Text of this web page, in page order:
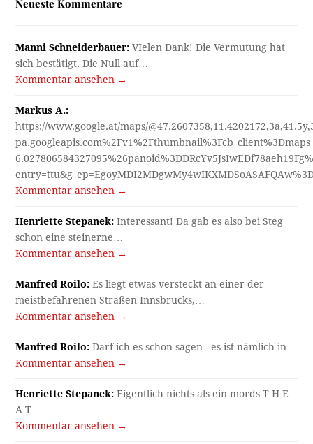
Neueste Kommentare
Manni Schneiderbauer: VIelen Dank! Die Vermutung hat
sich bestätigt. Die Null auf…
Kommentar ansehen →
Markus A.:
https://www.google.at/maps/
Kommentar ansehen →
Henriette Stepanek: Interessant! Da gab es also bei Steg
schon eine steinerne…
Kommentar ansehen →
Manfred Roilo: Es liegt etwas versteckt an einer der
meistbefahrenen Straßen Innsbrucks,…
Kommentar ansehen →
Manfred Roilo: Darf ich es schon sagen - es ist nämlich in…
Kommentar ansehen →
Henriette Stepanek: Eigentlich nichts als ein mords T H E
A T…
Kommentar ansehen →